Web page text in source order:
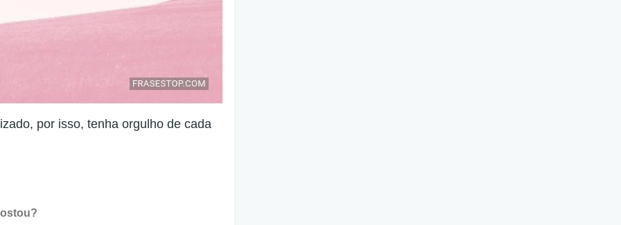
por isso, tenha orgulho de cada